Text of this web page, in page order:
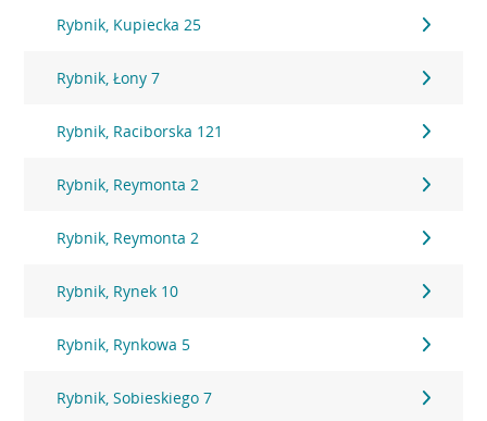
Rybnik, Kupiecka 25
Rybnik, Łony 7
Rybnik, Raciborska 121
Rybnik, Reymonta 2
Rybnik, Reymonta 2
Rybnik, Rynek 10
Rybnik, Rynkowa 5
Rybnik, Sobieskiego 7